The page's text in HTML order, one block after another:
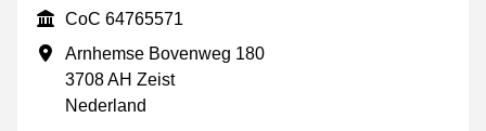
CoC
CoC 64765571
Forretningsadresse
Arnhemse Bovenweg 180
3708 AH Zeist
Nederland